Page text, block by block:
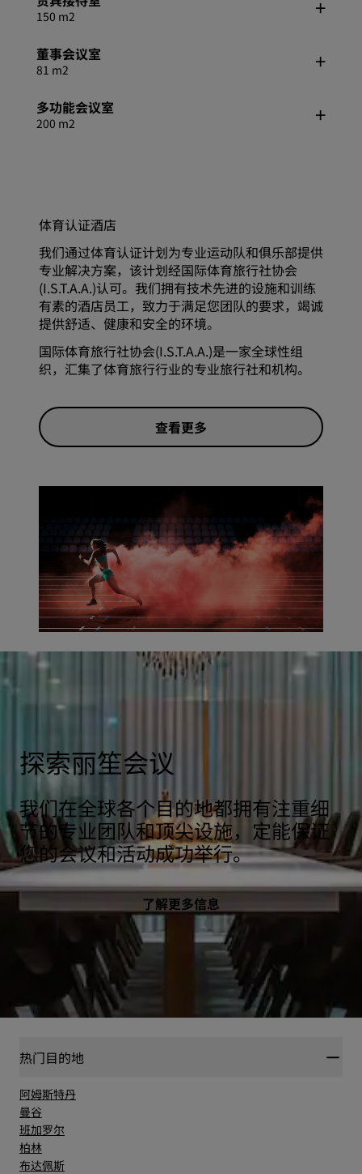
150 m2
董事会议室
81 m2
多功能会议室
200 m2
体育认证酒店
我们通过体育认证计划为专业运动队和俱乐部提供
专业解决方案，该计划经国际体育旅行社协会
(I.S.T.A.A.)认可。我们拥有技术先进的设施和训练
有素的酒店员工，致力于满足您团队的要求，竭诚
提供舒适、健康和安全的环境。
国际体育旅行社协会(I.S.T.A.A.)是一家全球性组
织，汇集了体育旅行行业的专业旅行社和机构。
查看更多
探索丽笙会议
我们在全球各个目的地都拥有注重细
节的专业团队和顶尖设施，定能保证
您的会议和活动成功举行。
了解更多信息
热门目的地
阿姆斯特丹
曼谷
班加罗尔
柏林
布达佩斯